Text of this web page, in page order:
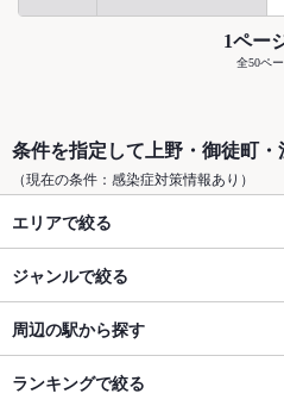
1ペー
全50ペ
条件を指定して上野・御徒町
（現在の条件：感染症対策情報あり）
エリアで絞る
ジャンルで絞る
周辺の駅から探す
ランキングで絞る